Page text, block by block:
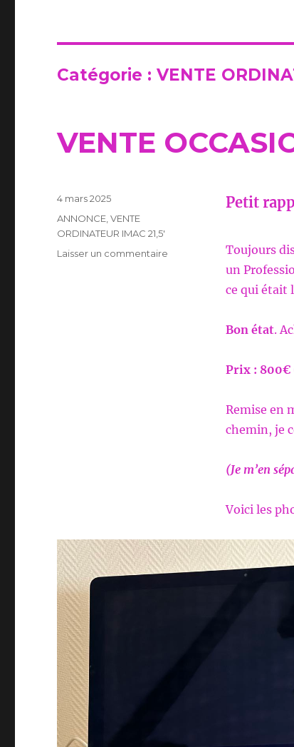
Catégorie :VENTE
VENTE
Petit
Toujours
un
ce qui était
Bon état.
Prix : 800€
Remise en
chemin, je
(Je m’en
Voici les
Publié
4 mars 2025
Catégories
ANNONCE ,VENTE
ORDINATEUR IMAC 21,5'
Laisser un commentaire